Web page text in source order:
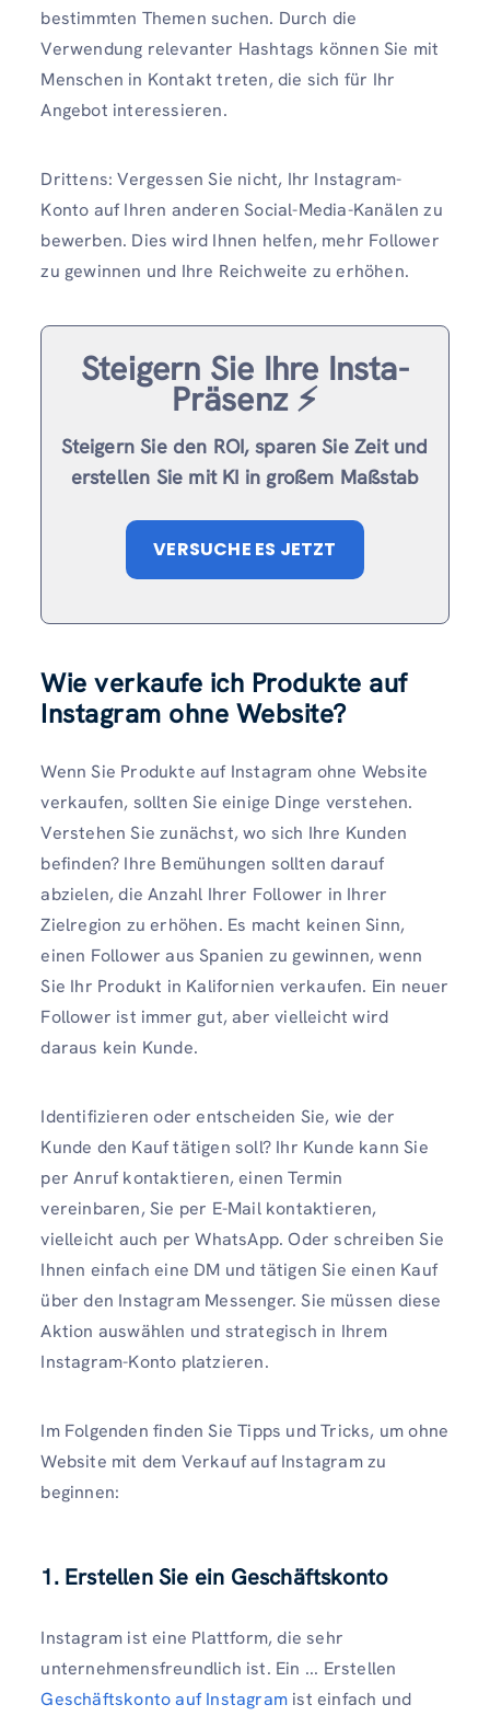
bestimmten Themen suchen. Durch die
Verwendung relevanter Hashtags können Sie mit
Menschen in Kontakt treten, die sich für Ihr
Angebot interessieren.
Drittens: Vergessen Sie nicht, Ihr Instagram-
Konto auf Ihren anderen Social-Media-Kanälen zu
bewerben. Dies wird Ihnen helfen, mehr Follower
zu gewinnen und Ihre Reichweite zu erhöhen.
Steigern Sie Ihre Insta-
Präsenz ⚡️
Steigern Sie den ROI, sparen Sie Zeit und
erstellen Sie mit KI in großem Maßstab
VERSUCHE ES JETZT
Wie verkaufe ich Produkte auf
Instagram ohne Website?
Wenn Sie Produkte auf Instagram ohne Website
verkaufen, sollten Sie einige Dinge verstehen.
Verstehen Sie zunächst, wo sich Ihre Kunden
befinden? Ihre Bemühungen sollten darauf
abzielen, die Anzahl Ihrer Follower in Ihrer
Zielregion zu erhöhen. Es macht keinen Sinn,
einen Follower aus Spanien zu gewinnen, wenn
Sie Ihr Produkt in Kalifornien verkaufen. Ein neuer
Follower ist immer gut, aber vielleicht wird
daraus kein Kunde.
Identifizieren oder entscheiden Sie, wie der
Kunde den Kauf tätigen soll? Ihr Kunde kann Sie
per Anruf kontaktieren, einen Termin
vereinbaren, Sie per E-Mail kontaktieren,
vielleicht auch per WhatsApp. Oder schreiben Sie
Ihnen einfach eine DM und tätigen Sie einen Kauf
über den Instagram Messenger. Sie müssen diese
Aktion auswählen und strategisch in Ihrem
Instagram-Konto platzieren.
Im Folgenden finden Sie Tipps und Tricks, um ohne
Website mit dem Verkauf auf Instagram zu
beginnen:
1. Erstellen Sie ein Geschäftskonto
Instagram ist eine Plattform, die sehr
unternehmensfreundlich ist. Ein ... Erstellen
Geschäftskonto auf Instagram ist einfach und